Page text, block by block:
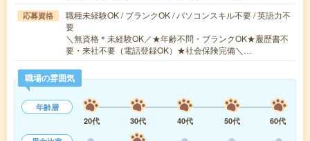
応募資格
職種未経験OK / ブランクOK / パソコンスキル不要 / 英語力不
要
＼無資格＊未経験OK／★年齢不問・ブランクOK★履歴書不
要・来社不要（電話登録OK）★社会保険完備＼…
職場の雰囲気
年齢層
20代
30代 40代 50代
60代